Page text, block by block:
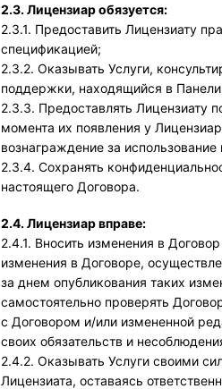
2.3. Лицензиар обязуется:
2.3.1. Предоставить Лицензиату
спецификацией;
2.3.2. Оказывать Услуги,
поддержки, находящийся в
2.3.3. Предоставлять Лицензиату
момента их появления у
вознаграждение за
2.3.4. Сохранять
настоящего Договора.
2.4. Лицензиар вправе:
2.4.1. Вносить изменения в
изменения в Договоре,
за днем опубликования таких
самостоятельно проверять
с Договором и/или измененной
своих обязательств и
2.4.2. Оказывать Услуги своими
Лицензиата, оставаясь